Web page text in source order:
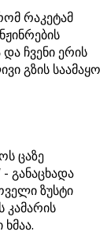
რაკეტამ
ჩვენი ერის
გზის საამაყო
ცაზე
განაცხადა
ზუსტი
კამარის